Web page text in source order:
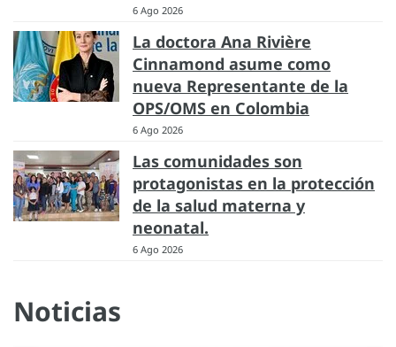
6 Ago 2026
La doctora Ana Rivière
Cinnamond asume como
nueva Representante de la
OPS/OMS en Colombia
6 Ago 2026
Las comunidades son
protagonistas en la protección
de la salud materna y
neonatal.
6 Ago 2026
Noticias